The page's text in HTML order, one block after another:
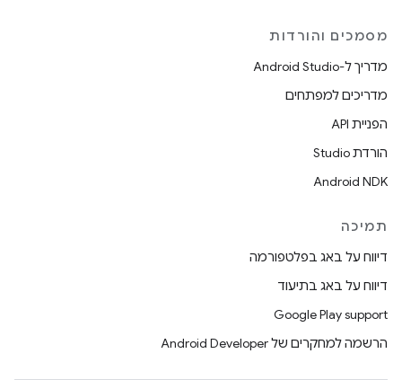
מסמכים והורדות
מדריך ל-Android Studio
מדריכים למפתחים
הפניית API
הורדת Studio
Android NDK
תמיכה
דיווח על באג בפלטפורמה
דיווח על באג בתיעוד
Google Play support
הרשמה למחקרים של Android Developer